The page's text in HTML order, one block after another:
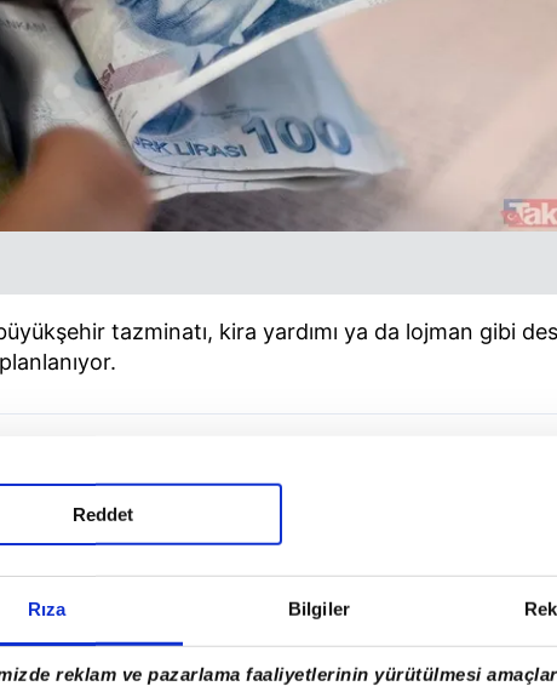
Rıza Bilgiler
reklam ve pazarlama faaliyetlerinin yürütülmesi
Reddet
tazminatı, kira yardımı ya da lojman gibi